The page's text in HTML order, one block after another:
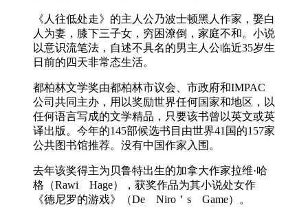
《人往低处走》的主人公乃波士顿黑人作家，娶白
人为妻，膝下三子女，穷困潦倒，家庭不和。小说
以意识流笔法，自述不具名的男主人公临近35岁生
日前的四天非常态生活。
都柏林文学奖由都柏林市议会、市政府和IMPAC
公司共同主办，用以奖励世界任何国家和地区，以
任何语言写成的文学精品，只要该书曾以英文或英
译出版。今年的145部候选书目由世界41国的157家
公共图书馆推荐。没有中国作家入围。
去年该奖得主为贝鲁特出生的加拿大作家拉维·哈
格（Rawi Hage），获奖作品为其小说处女作
《德尼罗的游戏》（De Niro＇s Game）。